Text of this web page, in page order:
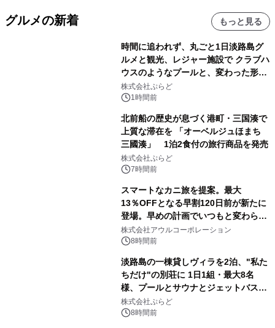
グルメの新着 もっと見る
時間に追われず、丸ごと1日淡路島グ
ルメと観光、レジャー施設で クラブハ
ウスのようなプールと、変わった形の
サウナも 「THE BOXY AWAJI」のお
得な素泊まり連泊プランで
株式会社ぷらど
1時間前
北前船の歴史が息づく港町・三国湊で
上質な滞在を 「オーベルジュほまち
三國湊」 1泊2食付の旅行商品を発売
株式会社ぷらど
7時間前
スマートなカニ旅を提案。最大
13％OFFとなる早割120日前が新たに
登場。早めの計画でいつもと変わらぬ
大人の冬旅を。ー夕日ヶ浦温泉「佳松
苑 別邸ふうか」ー
株式会社アウルコーポレーション
8時間前
淡路島の一棟貸しヴィラを2泊、"私た
ちだけ"の別荘に 1日1組・最大8名
様、プールとサウナとジェットバス付
きで Villa Mon Temps AWAJIの連泊
素泊りプラン
株式会社ぷらど
8時間前